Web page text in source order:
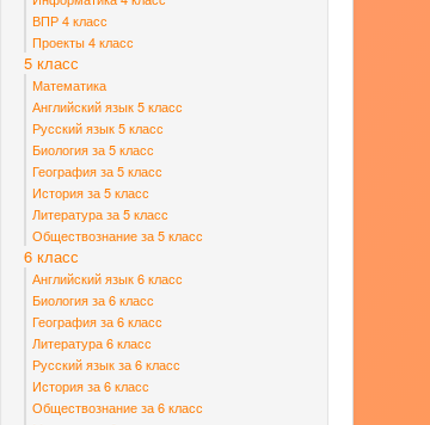
ВПР 4 класс
Проекты 4 класс
5 класс
Математика
Английский язык 5 класс
Русский язык 5 класс
Биология за 5 класс
География за 5 класс
История за 5 класс
Литература за 5 класс
Обществознание за 5 класс
6 класс
Английский язык 6 класс
Биология за 6 класс
География за 6 класс
Литература 6 класс
Русский язык за 6 класс
История за 6 класс
Обществознание за 6 класс